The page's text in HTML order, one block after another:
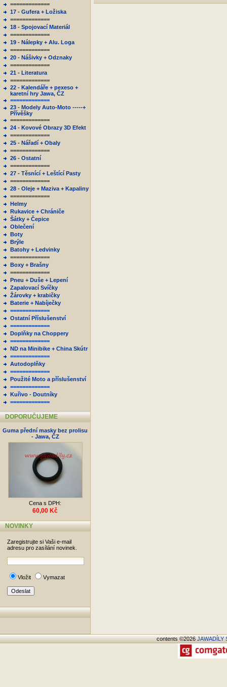
=============
17 - Gufera + Ložiska
=============
18 - Spojovací Materiál
=============
19 - Nálepky + Alu. Loga
=============
20 - Nášivky + Odznaky
=============
21 - Literatura
=============
22 - Kalendáře + pexeso +
karetní hry Jawa, ČZ
=============
23 - Modely Auto-Moto -----+
Přívěšky
=============
24 - Kovové Obrazy 3D Efekt
=============
25 - Nářadí + Obaly
=============
26 - Ostatní
=============
27 - Těsnící + Leštící Pasty
=============
28 - Oleje + Maziva + Kapaliny
=============
Helmy
Rukavice + Chrániče
Šátky + Čepice
Oblečení
Boty
Brýle
Batohy + Ledvinky
=============
Boxy + Brašny
=============
Pneu + Duše + Lepení
Zapalovací Svíčky
Žárovky + krabičky
Baterie + Nabíječky
=============
Ostatní Příslušenství
=============
Doplňky na Choppery
=============
ND na Minibike + China Skútr
=============
Autodoplňky
=============
Použité Moto a příslušenství
=============
Kuřivo - Doutníky
=============
DOPORUČUJEME
Guma přední masky bez prolisu
- Jawa, ČZ
Cena s DPH:
60,00 Kč
NOVINKY
Zaregistrujte si Vaši e-mail
adresu pro zasílání novinek.
Vložit Vymazat
contents ©2026JAWADÍLY